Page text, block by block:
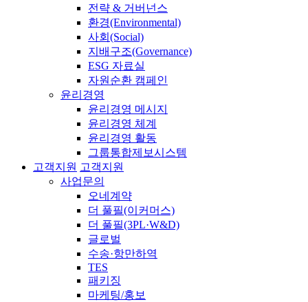
전략 & 거버넌스
환경(Environmental)
사회(Social)
지배구조(Governance)
ESG 자료실
자원순환 캠페인
윤리경영
윤리경영 메시지
윤리경영 체계
윤리경영 활동
그룹통합제보시스템
고객지원 고객지원
사업문의
오네계약
더 풀필(이커머스)
더 풀필(3PL·W&D)
글로벌
수송·항만하역
TES
패키징
마케팅/홍보